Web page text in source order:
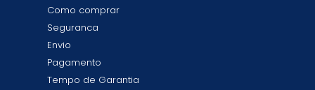
Como comprar
Seguranca
Envio
Pagamento
Tempo de Garantia